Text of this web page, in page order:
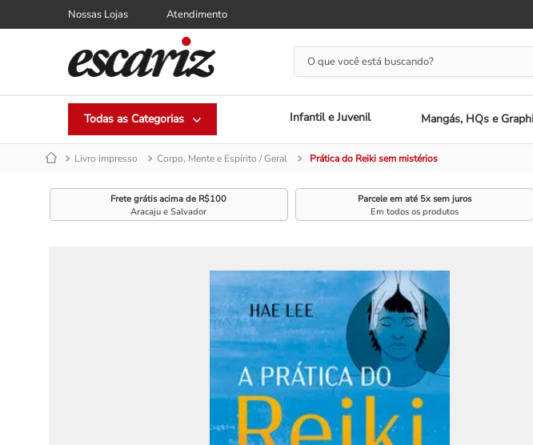
Nossas Lojas Atendimento
O que você está buscando?
Infantil e Juvenil Mangás, HQs e
Livro impresso Corpo, Mente e Espírito / Geral Prática do Reiki sem mistérios
Frete grátis acima de R$100
Aracaju e Salvador
Parcele em até 5x sem juros
Em todos os produtos